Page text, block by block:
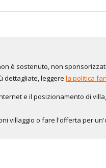
è sostenuto, non
dettagliate, leggere la politica
e il posizionamento di
villaggio o fare l'offerta per